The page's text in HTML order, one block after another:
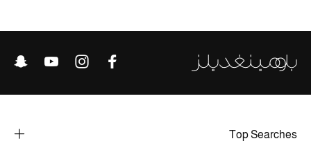
عرض جميع المنتجات
خصومات
Top Searches